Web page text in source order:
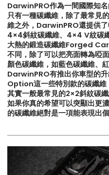
DarwinPRO作為一間國際知
只有一種碳纖維，除了最常見
維之外，DarwinPRO還提供了
4×4斜紋碳纖維、4×4 V紋碳
大熱的鍛造碳纖維Forged
不同，除了可以把亮面轉為啞
顏色碳纖維，如藍色碳纖維、
DarwinPRO有推出你車型的
Option這一些特別款的碳纖維
其實一般最常見的2×2斜紋碳
如果你真的希望可以突顯出更
的碳纖維絕對是一項能表現出
XL化身迷你G-Class】